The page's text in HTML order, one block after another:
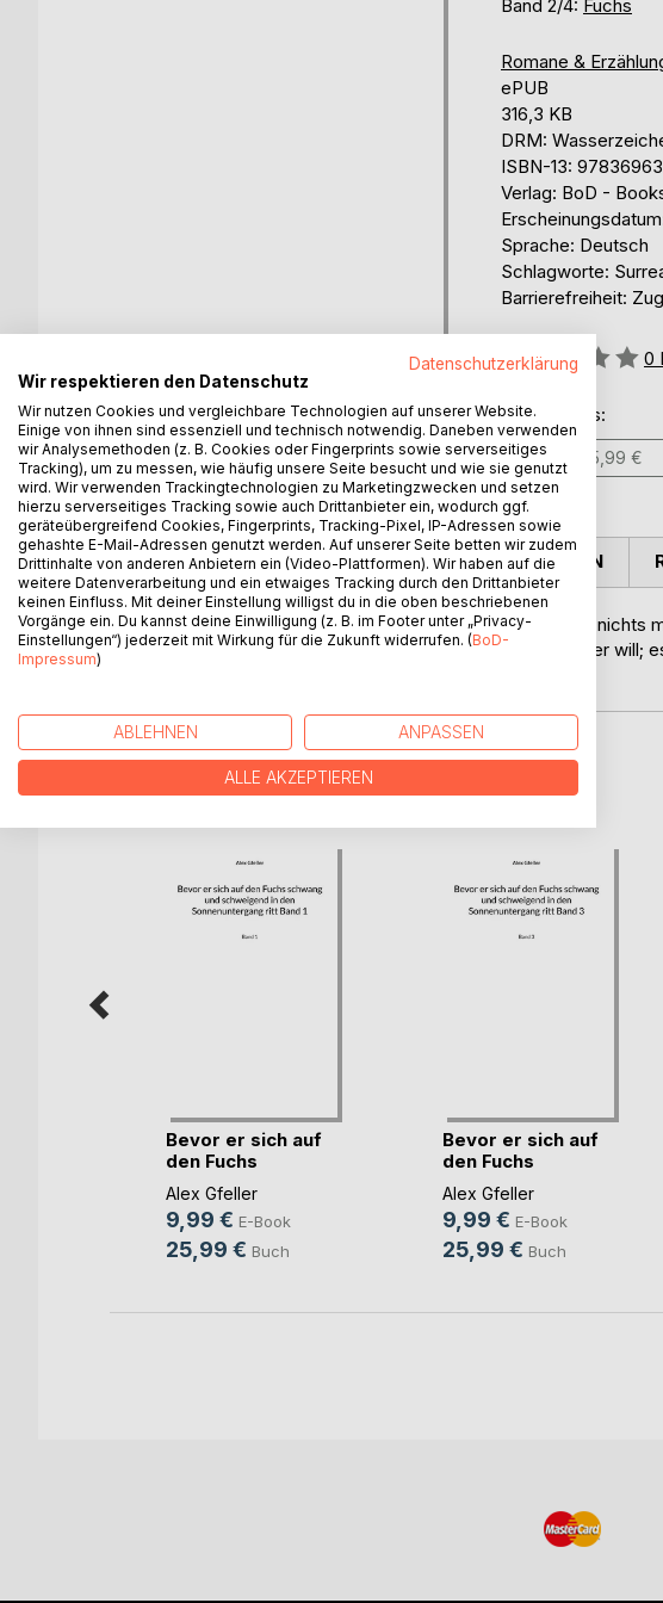
Band 2/4: Fuchs
Romane &
ePUB
316,3 KB
DRM:
ISBN-13:
Verlag: BoD -
Sprache: Deutsch
Schlagworte:
Barrierefreiheit:
Bewertung::
0
erhältlich als:
BUCH 25,99 €
BESCHREIBUNG
«Jenseits der Literatur und der Unterhaltungsliteratur liegt nichts
jenseits ist, nicht mehr schreibt, er mag schreiben, soviel er will;
AUTOR/IN PRESSESTIMMEN
WEITERE TITEL BEIBoD
Bevor er sich auf
den Fuchs
schwan(...)
Alex Gfeller
9,99 € E-Book
25,99 € Buch
Bevor er sich auf
den Fuchs
schwan(...)
Alex Gfeller
9,99 € E-Book
25,99 € Buch
Datenschutzerklärung
Wir respektieren den Datenschutz
Wir nutzen Cookies und vergleichbare Technologien auf unserer Website.
Einige von ihnen sind essenziell und technisch notwendig. Daneben verwenden
wir Analysemethoden (z. B. Cookies oder Fingerprints sowie serverseitiges
Tracking), um zu messen, wie häufig unsere Seite besucht und wie sie genutzt
wird. Wir verwenden Trackingtechnologien zu Marketingzwecken und setzen
hierzu serverseitiges Tracking sowie auch Drittanbieter ein, wodurch ggf.
geräteübergreifend Cookies, Fingerprints, Tracking-Pixel, IP-Adressen sowie
gehashte E-Mail-Adressen genutzt werden. Auf unserer Seite betten wir zudem
Drittinhalte von anderen Anbietern ein (Video-Plattformen). Wir haben auf die
weitere Datenverarbeitung und ein etwaiges Tracking durch den Drittanbieter
keinen Einfluss. Mit deiner Einstellung willigst du in die oben beschriebenen
Vorgänge ein. Du kannst deine Einwilligung (z. B. im Footer unter „Privacy-
Einstellungen“) jederzeit mit Wirkung für die Zukunft widerrufen. (BoD-
Impressum)
ABLEHNEN ANPASSEN
ALLE AKZEPTIEREN